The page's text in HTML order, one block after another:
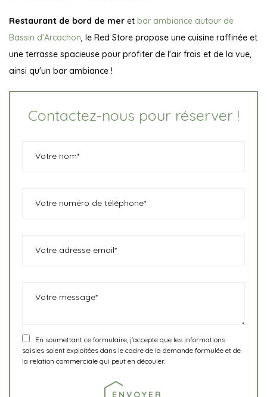
Restaurant de bord de mer et bar ambiance autour de
Bassin d'Arcachon, le Red Store propose une cuisine raffinée et
une terrasse spacieuse pour profiter de l'air frais et de la vue,
ainsi qu'un bar ambiance !
Contactez-nous pour réserver !
En soumettant ce formulaire, j'accepte que les informations
saisies soient exploitées dans le cadre de la demande formulée et de
la relation commerciale qui peut en découler.